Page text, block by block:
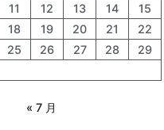
11 12 13 14
15
18 19 20 21
22
25 26 27 28
29
« 7 月